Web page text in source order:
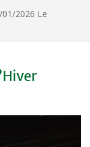
01/2026 Le